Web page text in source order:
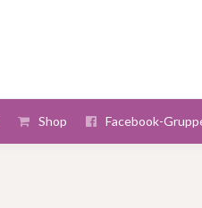
Shop Facebook-